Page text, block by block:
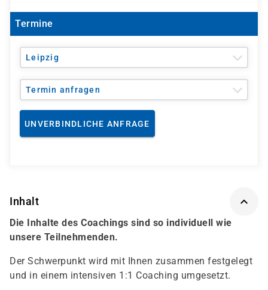
Termine
Leipzig
Termin anfragen
UNVERBINDLICHE ANFRAGE
Inhalt
Die Inhalte des Coachings sind so individuell wie
unsere Teilnehmenden.
Der Schwerpunkt wird mit Ihnen zusammen festgelegt
und in einem intensiven 1:1 Coaching umgesetzt.